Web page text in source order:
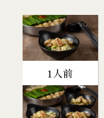
1人前